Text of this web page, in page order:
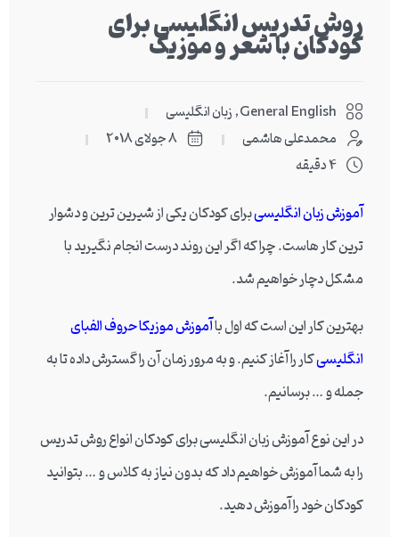
روش تدریس انگلیسی برای
کودکان با شعر و موزیک
General English
,زبان انگلیسی
محمدعلی هاشمی
8 جولای 2018
4 دقیقه
آموزش زبان انگلیسیبرای کودکان یکی از شیرین ترین و دشوار
ترین کار هاست. چرا که اگر این روند درست انجام نگیرید با
مشکل دچار خواهیم شد.
بهترین کار این است که اول باآموزش موزیکا حروف الفبای
انگلیسیکار را آغاز کنیم. و به مرور زمان آن را گسترش داده تا به
جمله و … برسانیم.
در این نوع آموزش زبان انگلیسی برای کودکان انواع روش تدریس
را به شما آموزش خواهیم داد که بدون نیاز به کلاس و … بتوانید
کودکان خود را آموزش دهید.